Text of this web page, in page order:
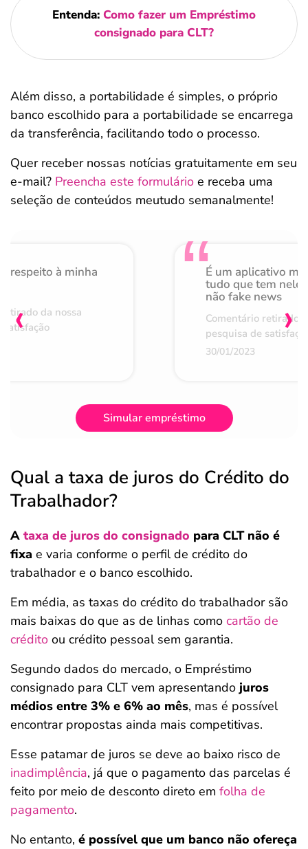
Entenda: Como fazer um Empréstimo
consignado para CLT?
Além disso, a portabilidade é simples, o próprio
banco escolhido para a portabilidade se encarrega
da transferência, facilitando todo o processo.
Quer receber nossas notícias gratuitamente em seu
e-mail? Preencha este formulário e receba uma
seleção de conteúdos meutudo semanalmente!
respeito à minha
da nossa
É um aplicativo
tudo que tem nele
não fake news
Comentário retirado
pesquisa de
30/01/2023
‹ ›
Simular empréstimo
Qual a taxa de juros do Crédito do
Trabalhador?
A taxa de juros do consignado para CLT não é
fixa e varia conforme o perfil de crédito do
trabalhador e o banco escolhido.
Em média, as taxas do crédito do trabalhador são
mais baixas do que as de linhas como cartão de
crédito ou crédito pessoal sem garantia.
Segundo dados do mercado, o Empréstimo
consignado para CLT vem apresentando juros
médios entre 3% e 6% ao mês, mas é possível
encontrar propostas ainda mais competitivas.
Esse patamar de juros se deve ao baixo risco de
inadimplência, já que o pagamento das parcelas é
feito por meio de desconto direto em folha de
pagamento.
No entanto, é possível que um banco não ofereça